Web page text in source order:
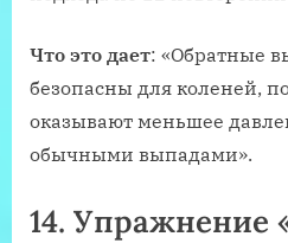
Что это дает: «Обратные
безопасны для коленей,
оказывают меньшее
обычными выпадами».
14. Упражнение